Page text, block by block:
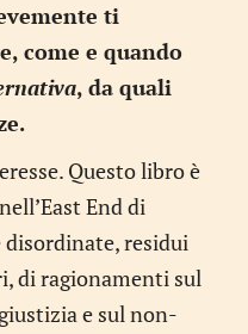
ti
come e quando
, da quali
Questo libro è
End di
disordinate, residui
di ragionamenti sul
e sul non-